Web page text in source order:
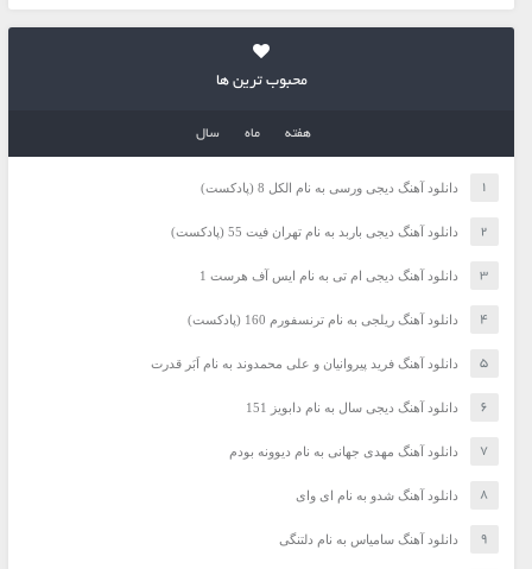
محبوب ترین ها
هفته ماه سال
دانلود آهنگ دیجی ورسی به نام الکل 8 (پادکست)
دانلود آهنگ دیجی باربد به نام تهران فیت 55 (پادکست)
دانلود آهنگ دیجی ام تی به نام ایس آف هرست 1
دانلود آهنگ ریلجی به نام ترنسفورم 160 (پادکست)
دانلود آهنگ فرید پیروانیان و علی محمدوند به نام اَبَر قدرت
دانلود آهنگ دیجی سال به نام دابویز 151
دانلود آهنگ مهدی جهانی به نام دیوونه بودم
دانلود آهنگ شدو به نام ای وای
دانلود آهنگ سامیاس به نام دلتنگی